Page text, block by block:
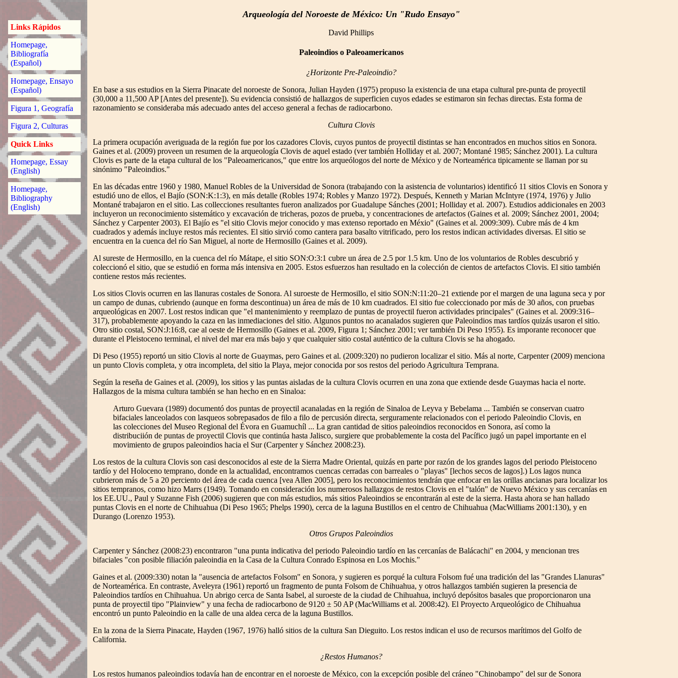
Links Rápidos
Homepage,
Bibliografía
(Español)
Homepage, Ensayo
(Español)
Figura 1, Geografía
Figura 2, Culturas
Quick Links
Homepage, Essay
(English)
Homepage,
Bibliography
(English)
Arqueología del Noroeste de México: Un "Rudo Ensayo"
David Phillips
Paleoindios o Paleoamericanos
¿Horizonte Pre-Paleoindio?
En base a sus estudios en la Sierra Pinacate del noroeste de Sonora, Julian Hayden (1975) propuso la existencia de una etapa cultural pre-punta de proyectil
(30,000 a 11,500 AP [Antes del presente]). Su evidencia consistió de hallazgos de superficien cuyos edades se estimaron sin fechas directas. Esta forma de
razonamiento se consideraba más adecuado antes del acceso general a fechas de radiocarbono.
Cultura Clovis
La primera ocupación averiguada de la región fue por los cazadores Clovis, cuyos puntos de proyectil distintas se han encontrados en muchos sitios en Sonora.
Gaines et al. (2009) proveen un resumen de la arqueología Clovis de aquel estado (ver también Holliday et al. 2007; Montané 1985; Sánchez 2001). La cultura
Clovis es parte de la etapa cultural de los "Paleoamericanos," que entre los arqueólogos del norte de México y de Norteamérica tipicamente se llaman por su
sinónimo "Paleoindios."
En las décadas entre 1960 y 1980, Manuel Robles de la Universidad de Sonora (trabajando con la asistencia de voluntarios) identificó 11 sitios Clovis en Sonora y
estudió uno de ellos, el Bajío (SON:K:1:3), en más detalle (Robles 1974; Robles y Manzo 1972). Después, Kenneth y Marian McIntyre (1974, 1976) y Julio
Montané trabajaron en el sitio. Las collecciones resultantes fueron analizados por Guadalupe Sánches (2001; Holliday et al. 2007). Estudios addicionales en 2003
incluyeron un reconocimiento sistemático y excavación de tricheras, pozos de prueba, y concentraciones de artefactos (Gaines et al. 2009; Sánchez 2001, 2004;
Sánchez y Carpenter 2003). El Bajío es "el sitio Clovis mejor conocido y mas extenso reportado en Méxio" (Gaines et al. 2009:309). Cubre más de 4 km
cuadrados y además incluye restos más recientes. El sitio sirvió como cantera para basalto vitrificado, pero los restos indican actividades diversas. El sitio se
encuentra en la cuenca del río San Miguel, al norte de Hermosillo (Gaines et al. 2009).
Al sureste de Hermosillo, en la cuenca del río Mátape, el sitio SON:O:3:1 cubre un área de 2.5 por 1.5 km. Uno de los voluntarios de Robles descubrió y
coleccionó el sitio, que se estudió en forma más intensiva en 2005. Estos esfuerzos han resultado en la colección de cientos de artefactos Clovis. El sitio también
contiene restos más recientes.
Los sitios Clovis ocurren en las llanuras costales de Sonora. Al suroeste de Hermosillo, el sitio SON:N:11:20–21 extiende por el margen de una laguna seca y por
un campo de dunas, cubriendo (aunque en forma descontinua) un área de más de 10 km cuadrados. El sitio fue coleccionado por más de 30 años, con pruebas
arqueológicas en 2007. Lost restos indican que "el mantenimiento y reemplazo de puntas de proyectil fueron actividades principales" (Gaines et al. 2009:316–
317), probablemente apoyando la caza en las inmediaciones del sitio. Algunos puntos no acanalados sugieren que Paleoindios mas tardíos quizás usaron el sitio.
Otro sitio costal, SON:J:16:8, cae al oeste de Hermosillo (Gaines et al. 2009, Figura 1; Sánchez 2001; ver también Di Peso 1955). Es imporante reconocer que
durante el Pleistoceno terminal, el nivel del mar era más bajo y que cualquier sitio costal auténtico de la cultura Clovis se ha ahogado.
Di Peso (1955) reportó un sitio Clovis al norte de Guaymas, pero Gaines et al. (2009:320) no pudieron localizar el sitio. Más al norte, Carpenter (2009) menciona
un punto Clovis completa, y otra incompleta, del sitio la Playa, mejor conocida por sos restos del periodo Agricultura Temprana.
Según la reseña de Gaines et al. (2009), los sitios y las puntas aisladas de la cultura Clovis ocurren en una zona que extiende desde Guaymas hacia el norte.
Hallazgos de la misma cultura también se han hecho en en Sinaloa:
Arturo Guevara (1989) documentó dos puntas de proyectil acanaladas en la región de Sinaloa de Leyva y Bebelama ... También se conservan cuatro
bifaciales lanceolados con lasqueos sobrepasados de filo a filo de percusión directa, serguramente relacionados con el periodo Paleoindio Clovis, en
las colecciones del Museo Regional del Évora en Guamuchíl ... La gran cantidad de sitios paleoindios reconocidos en Sonora, así como la
distribuciión de puntas de proyectil Clovis que continúa hasta Jalisco, surgiere que probablemente la costa del Pacífico jugó un papel importante en el
movimiento de grupos paleoindios hacia el Sur (Carpenter y Sánchez 2008:23).
Los restos de la cultura Clovis son casi desconocidos al este de la Sierra Madre Oriental, quizás en parte por razón de los grandes lagos del periodo Pleistoceno
tardío y del Holoceno temprano, donde en la actualidad, encontramos cuencas cerradas con barreales o "playas" [lechos secos de lagos].) Los lagos nunca
cubrieron más de 5 a 20 perciento del área de cada cuenca [vea Allen 2005], pero los reconocimientos tendrán que enfocar en las orillas ancianas para localizar los
sitios tempranos, como hizo Marrs (1949). Tomando en consideración los numerosos hallazgos de restos Clovis en el "talón" de Nuevo México y sus cercanías en
los EE.UU., Paul y Suzanne Fish (2006) sugieren que con más estudios, más sitios Paleoindios se encontrarán al este de la sierra. Hasta ahora se han hallado
puntas Clovis en el norte de Chihuahua (Di Peso 1965; Phelps 1990), cerca de la laguna Bustillos en el centro de Chihuahua (MacWilliams 2001:130), y en
Durango (Lorenzo 1953).
Otros Grupos Paleoindios
Carpenter y Sánchez (2008:23) encontraron "una punta indicativa del periodo Paleoindio tardío en las cercanías de Balácachi" en 2004, y mencionan tres
bifaciales "con posible filiación paleoindia en la Casa de la Cultura Conrado Espinosa en Los Mochis."
Gaines et al. (2009:330) notan la "ausencia de artefactos Folsom" en Sonora, y sugieren es porqué la cultura Folsom fué una tradición del las "Grandes Llanuras"
de Norteamérica. En contraste, Aveleyra (1961) reportó un fragmento de punta Folsom de Chihuahua, y otros hallazgos también sugieren la presencia de
Paleoindios tardíos en Chihuahua. Un abrigo cerca de Santa Isabel, al suroeste de la ciudad de Chihuahua, incluyó depósitos basales que proporcionaron una
punta de proyectil tipo "Plainview" y una fecha de radiocarbono de 9120 ± 50 AP (MacWilliams et al. 2008:42). El Proyecto Arqueológico de Chihuahua
encontró un punto Paleoindio en la calle de una aldea cerca de la laguna Bustillos.
En la zona de la Sierra Pinacate, Hayden (1967, 1976) halló sitios de la cultura San Dieguito. Los restos indican el uso de recursos marítimos del Golfo de
California.
¿Restos Humanos?
Los restos humanos paleoindios todavía han de encontrar en el noroeste de México, con la excepción posible del cráneo "Chinobampo" del sur de Sonora